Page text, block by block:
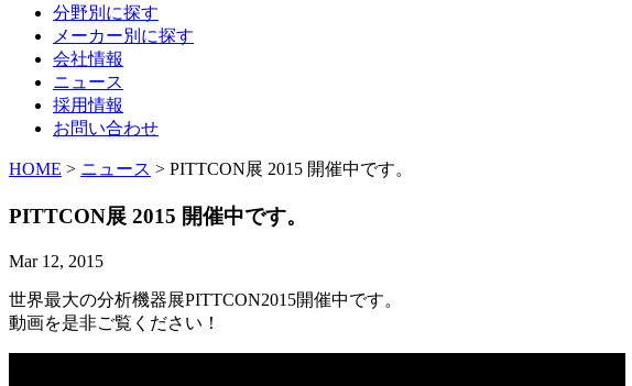
分野別に探す
メーカー別に探す
会社情報
ニュース
採用情報
お問い合わせ
HOME > ニュース > PITTCON展 2015 開催中です。
PITTCON展 2015 開催中です。
Mar 12, 2015
世界最大の分析機器展PITTCON2015開催中です。
動画を是非ご覧ください！